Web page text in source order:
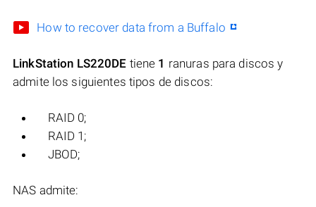
How to recover data from a Buffalo
LinkStation LS220DE tiene 1 ranuras para discos y
admite los siguientes tipos de discos:
RAID 0;
RAID 1;
JBOD;
NAS admite: